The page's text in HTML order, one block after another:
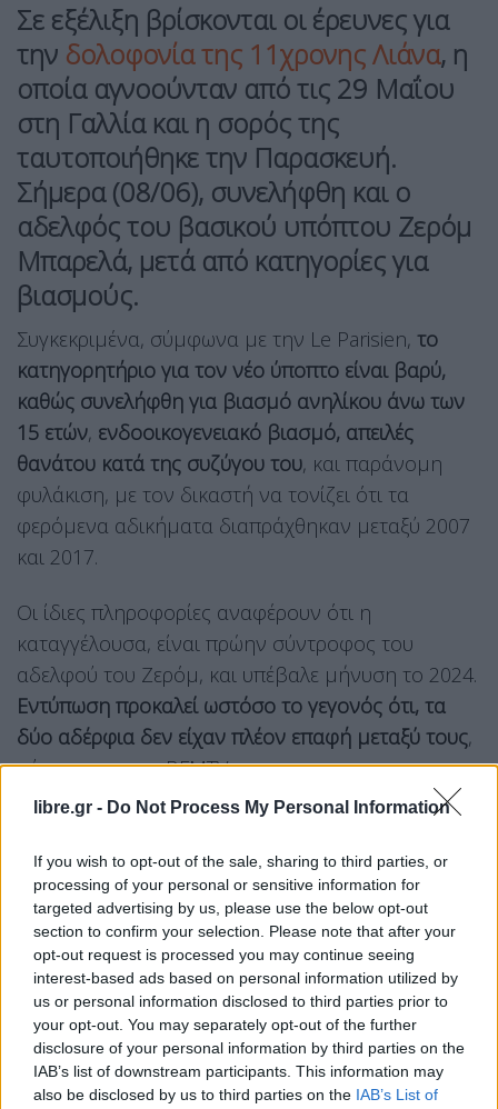
libre.gr - Do Not Process My Personal Information
If you wish to opt-out of the sale, sharing to third parties, or
processing of your personal or sensitive information for
targeted advertising by us, please use the below opt-out
section to confirm your selection. Please note that after your
opt-out request is processed you may continue seeing
interest-based ads based on personal information utilized by
us or personal information disclosed to third parties prior to
your opt-out. You may separately opt-out of the further
disclosure of your personal information by third parties on the
IAB’s list of downstream participants. This information may
also be disclosed by us to third parties on the IAB’s List of
Σε εξέλιξη βρίσκονται οι έρευνες για
την δολοφονία της 11χρονης Λιάνα, η
οποία αγνοούνταν από τις 29 Μαΐου
στη Γαλλία και η σορός της
ταυτοποιήθηκε την Παρασκευή.
Σήμερα (08/06), συνελήφθη και ο
αδελφός του βασικού υπόπτου Ζερόμ
Μπαρελά, μετά από κατηγορίες για
βιασμούς.
Συγκεκριμένα, σύμφωνα με την Le Parisien, το
κατηγορητήριο για τον νέο ύποπτο είναι βαρύ,
καθώς συνελήφθη για βιασμό ανηλίκου άνω των
15 ετών, ενδοοικογενειακό βιασμό, απειλές
θανάτου κατά της συζύγου του, και παράνομη
φυλάκιση, με τον δικαστή να τονίζει ότι τα
φερόμενα αδικήματα διαπράχθηκαν μεταξύ 2007
και 2017.
Οι ίδιες πληροφορίες αναφέρουν ότι η
καταγγέλουσα, είναι πρώην σύντροφος του
αδελφού του Ζερόμ, και υπέβαλε μήνυση το 2024.
Εντύπωση προκαλεί ωστόσο το γεγονός ότι, τα
δύο αδέρφια δεν είχαν πλέον επαφή μεταξύ τους,
σύμφωνα με το BFMTV.
Το κατηγορητήριο για τον Ζερόμ
Την ίδια στιγμή,ο ίδιος ο 41χρονος Ζερόμ
αντιμετωπίζει εννέα νομικές διώξεις για την
υπόθεση της Λιάνα. Συνελήφθη το Σάββατο το
πρωί και τέθηκε υπό κράτηση, για «απαγωγή και
παράνομη κράτηση».
Δεν έκανε καμία κατάθεση στον ανακριτή που
ήταν υπεύθυνος για την υπόθεση, ούτε απάντησε
σε καμία ερώτηση.Μόλις έξι ημέρες μετά την